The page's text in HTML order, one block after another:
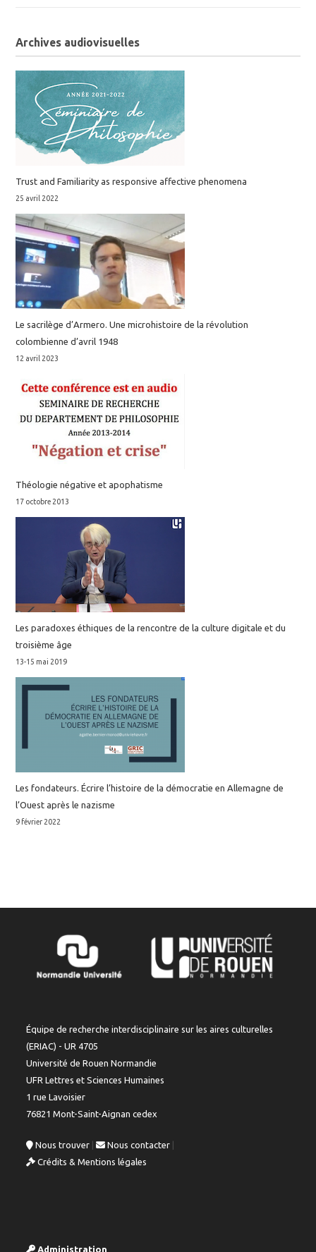
Archives audiovisuelles
Trust and Familiarity as responsive affective phenomena
25 avril 2022
Le sacrilège d’Armero. Une microhistoire de la révolution
colombienne d’avril 1948
12 avril 2023
Théologie négative et apophatisme
17 octobre 2013
Les paradoxes éthiques de la rencontre de la culture digitale et du
troisième âge
13-15 mai 2019
Les fondateurs. Écrire l’histoire de la démocratie en Allemagne de
l’Ouest après le nazisme
9 février 2022
Équipe de recherche interdisciplinaire sur les aires culturelles
(ERIAC) - UR 4705
Université de Rouen Normandie
UFR Lettres et Sciences Humaines
1 rue Lavoisier
76821 Mont-Saint-Aignan cedex
Nous trouver | Nous contacter
Crédits & Mentions légales
Administration